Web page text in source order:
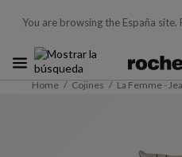
You are browsing the España site.
Home Cojines La Femme -